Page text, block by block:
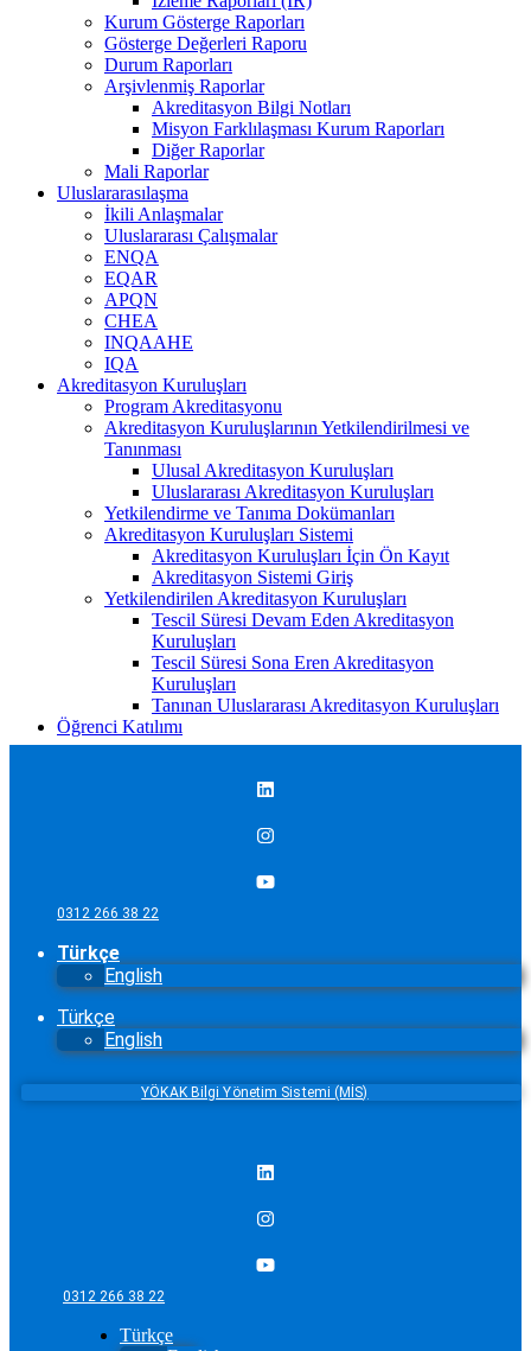
Kurum Gösterge Raporları
Gösterge Değerleri Raporu
Durum Raporları
Arşivlenmiş Raporlar
Akreditasyon Bilgi Notları
Misyon Farklılaşması Kurum Raporları
Diğer Raporlar
Mali Raporlar
Uluslararasılaşma
İkili Anlaşmalar
Uluslararası Çalışmalar
ENQA
EQAR
APQN
CHEA
INQAAHE
IQA
Akreditasyon Kuruluşları
Program Akreditasyonu
Akreditasyon Kuruluşlarının Yetkilendirilmesi ve
Tanınması
Ulusal Akreditasyon Kuruluşları
Uluslararası Akreditasyon Kuruluşları
Yetkilendirme ve Tanıma Dokümanları
Akreditasyon Kuruluşları Sistemi
Akreditasyon Kuruluşları İçin Ön Kayıt
Akreditasyon Sistemi Giriş
Yetkilendirilen Akreditasyon Kuruluşları
Tescil Süresi Devam Eden Akreditasyon
Kuruluşları
Tescil Süresi Sona Eren Akreditasyon
Kuruluşları
Tanınan Uluslararası Akreditasyon Kuruluşları
Öğrenci Katılımı
0312 266 38 22
Türkçe
English
Türkçe
English
YÖKAK Bilgi Yönetim Sistemi (MİS)
0312 266 38 22
Türkçe